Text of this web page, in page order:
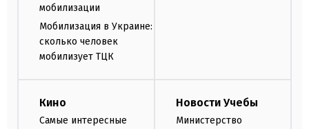
мобилизации
Мобилизация в Украине:
сколько человек
мобилизует ТЦК
Кино
Самые интересные
Новости Учебы
Министерство